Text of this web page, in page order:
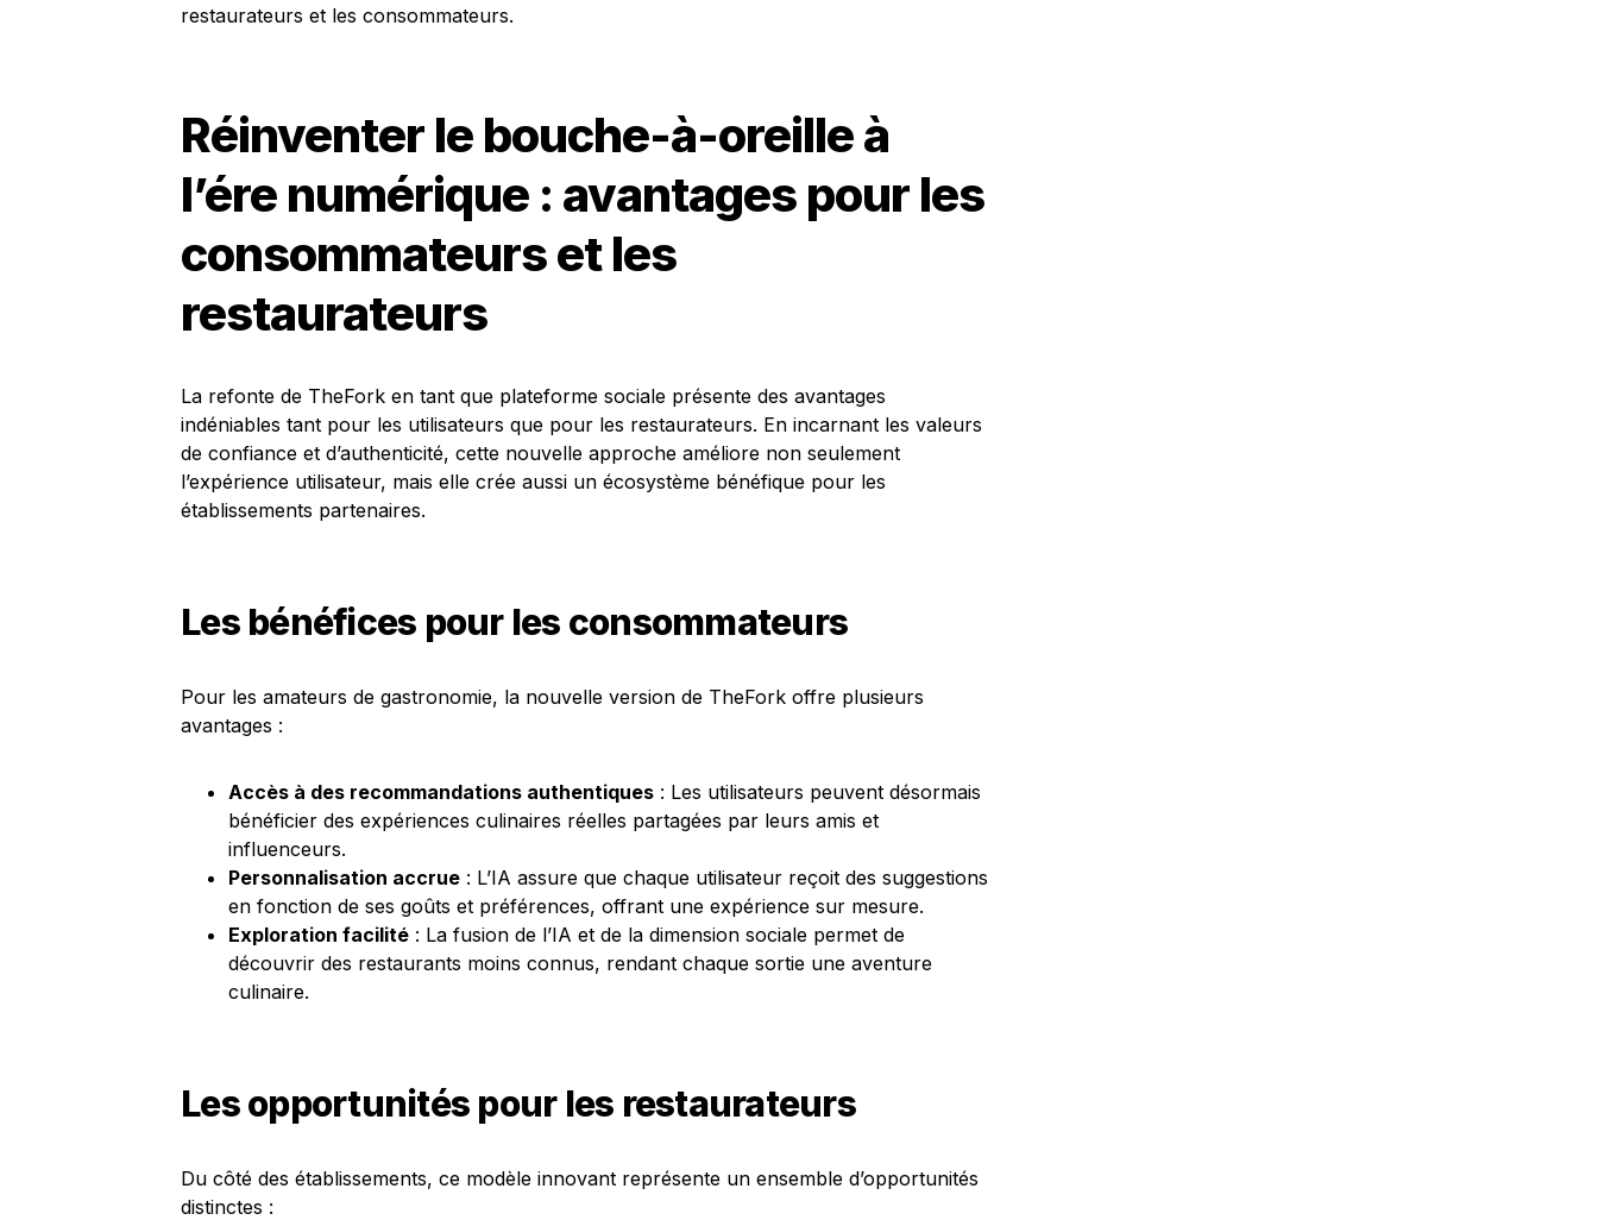
restaurateurs et les consommateurs.
Réinventer le bouche-à-oreille à
l’ére numérique : avantages pour les
consommateurs et les
restaurateurs
La refonte de TheFork en tant que plateforme sociale présente des avantages
indéniables tant pour les utilisateurs que pour les restaurateurs. En incarnant les valeurs
de confiance et d’authenticité, cette nouvelle approche améliore non seulement
l’expérience utilisateur, mais elle crée aussi un écosystème bénéfique pour les
établissements partenaires.
Les bénéfices pour les consommateurs
Pour les amateurs de gastronomie, la nouvelle version de TheFork offre plusieurs
avantages :
Accès à des recommandations authentiques : Les utilisateurs peuvent désormais
bénéficier des expériences culinaires réelles partagées par leurs amis et
influenceurs.
Personnalisation accrue : L’IA assure que chaque utilisateur reçoit des suggestions
en fonction de ses goûts et préférences, offrant une expérience sur mesure.
Exploration facilité : La fusion de l’IA et de la dimension sociale permet de
découvrir des restaurants moins connus, rendant chaque sortie une aventure
culinaire.
Les opportunités pour les restaurateurs
Du côté des établissements, ce modèle innovant représente un ensemble d’opportunités
distinctes :